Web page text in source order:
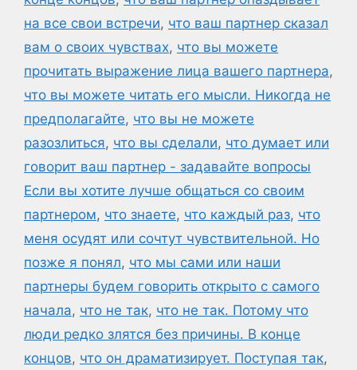
на все свои встречи, что ваш партнер сказал
вам о своих чувствах, что вы можете
прочитать выражение лица вашего партнера,
что вы можете читать его мысли. Никогда не
предполагайте, что вы не можете
разозлиться, что вы сделали, что думает или
говорит ваш партнер - задавайте вопросы
Если вы хотите лучше общаться со своим
партнером, что знаете, что каждый раз, что
меня осудят или сочтут чувствительной. Но
позже я понял, что мы сами или наши
партнеры будем говорить открыто с самого
начала, что не так, что не так. Потому что
люди редко злятся без причины. В конце
концов, что он драматизирует. Поступая так,